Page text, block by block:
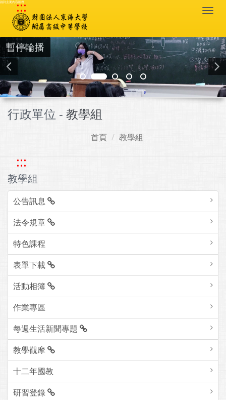
跳到主要內容區塊
:::
暫停輪播
行政單位 - 教學組
首頁 教學組
:::
教學組
公告訊息
法令規章
特色課程
表單下載
活動相簿
作業專區
每週生活新聞專題
教學觀摩
十二年國教
研習登錄